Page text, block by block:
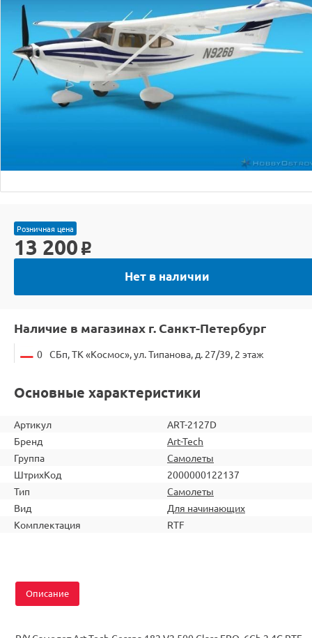
Розничная цена
13 200 o
Нет в наличии
Наличие в магазинах г. Санкт-Петербург
0 СБп, ТК «Космос», ул. Типанова, д. 27/39, 2 этаж
Основные характеристики
Артикул
ART-2127D
Бренд
Art-Tech
Группа
Самолеты
ШтрихКод
2000000122137
Тип
Самолеты
Вид
Для начинающих
Комплектация
RTF
Описание